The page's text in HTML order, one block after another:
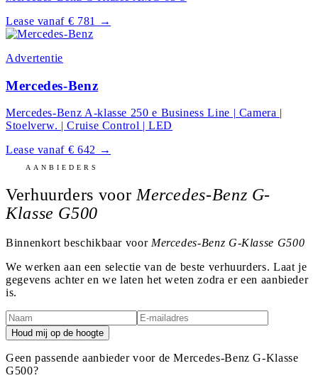
Lease vanaf € 781
→
Advertentie
Mercedes-Benz
Mercedes-Benz A-klasse 250 e Business Line | Camera |
Stoelverw. | Cruise Control | LED
Lease vanaf € 642 →
AANBIEDERS
Verhuurders voorMercedes-Benz G-
Klasse G500
Binnenkort beschikbaar voor Mercedes-Benz G-Klasse G500
We werken aan een selectie van de beste verhuurders. Laat je
gegevens achter en we laten het weten zodra er een aanbieder
is.
Houd mij op de hoogte
Geen passende aanbieder voor de Mercedes-Benz G-Klasse
G500?